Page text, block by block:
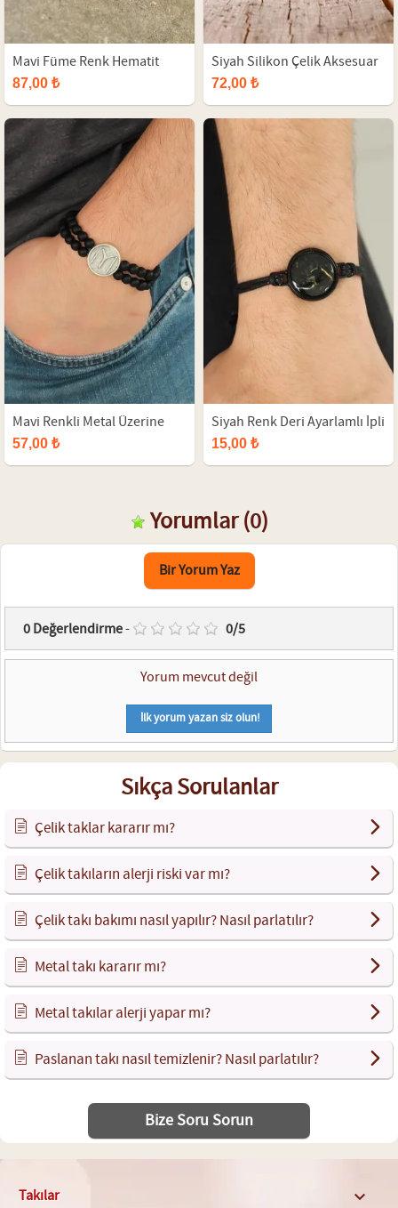
Mavi Füme Renk Hematit
Doğal Taş Ayarlamalı Erkek
87,00 ₺
Mavi Renkli Metal Üzerine
Kayı Boyu Figürlü Siyah Renk
57,00 ₺
Siyah Silikon Çelik Aksesuar
Tasarımlı Erkek Bileklik
72,00 ₺
Siyah Renk Deri Ayarlamlı İpli
Kurt Erkek Bileklik
15,00 ₺
Yorumlar(0)
Bir Yorum Yaz
0Değerlendirme- 0/5
Yorum mevcut değil
İlk yorum yazan siz olun!
Sıkça Sorulanlar
Çelik taklar kararır mı?
Çelik takıların alerji riski var mı?
Çelik takı bakımı nasıl yapılır? Nasıl parlatılır?
Metal takı kararır mı?
Metal takılar alerji yapar mı?
Paslanan takı nasıl temizlenir? Nasıl parlatılır?
Bize Soru Sorun
Takılar 